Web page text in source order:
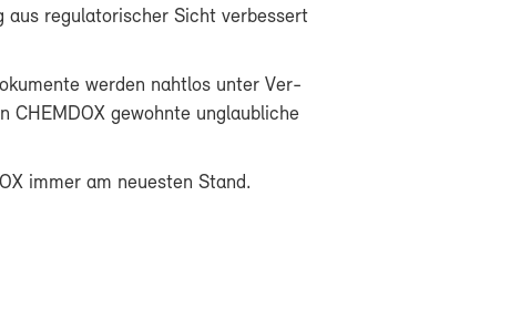
aus re­gu­la­to­ri­scher Sicht ver­bes­sert
wer­den naht­los un­ter Ver­
CHEM­DOX ge­wohn­te un­glaub­li­che
im­mer am neu­es­ten Stand.